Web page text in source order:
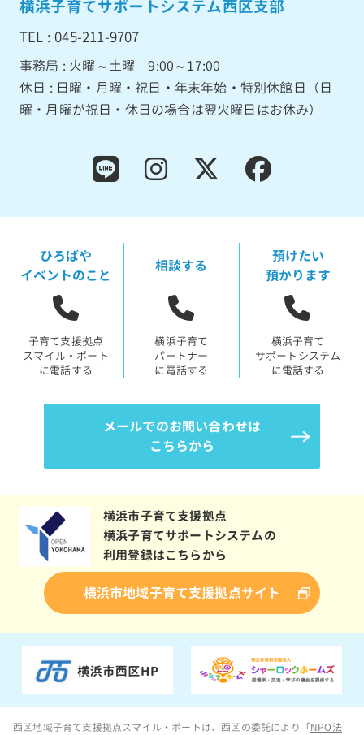
横浜子育てサポートシステム西区支部
TEL : 045-211-9707
事務局 : 火曜～土曜 9:00～17:00
休日 : 日曜・月曜・祝日・年末年始・特別休館日（日
曜・月曜が祝日・休日の場合は翌火曜日はお休み）
ひろばや
イベントのこと
子育て支援拠点
スマイル・ポート
に電話する
相談する
横浜子育て
パートナー
に電話する
預けたい
預かります
横浜子育て
サポートシステム
に電話する
メールでのお問い合わせは
こちらから
横浜市子育て支援拠点
横浜子育てサポートシステムの
利用登録はこちらから
横浜市地域子育て支援拠点サイト
西区地域子育て支援拠点スマイル・ポートは、西区の委託により「NPO法